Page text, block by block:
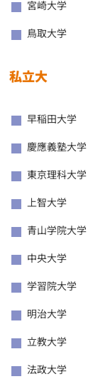
宮崎大学
鳥取大学
私立大
早稲田大学
慶應義塾大学
東京理科大学
上智大学
青山学院大学
中央大学
学習院大学
明治大学
立教大学
法政大学